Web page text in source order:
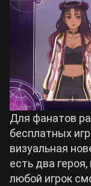
Для фанатов
бесплатных
визуальная
есть два
любой игрок